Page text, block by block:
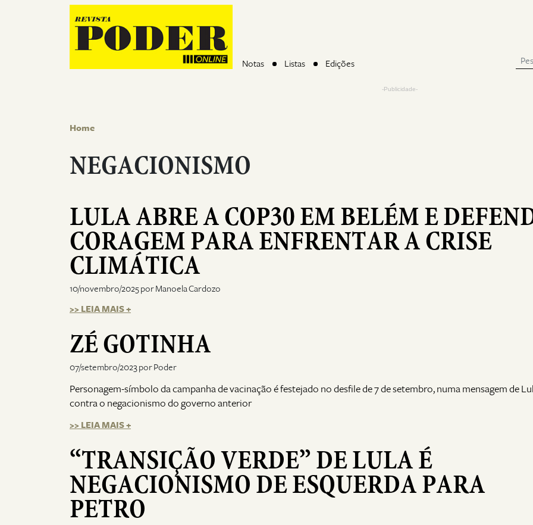
Notas Listas Edições
-Publicidade-
Home
NEGACIONISMO
LULA ABRE A COP30 EM BELÉM E
CORAGEM PARA ENFRENTAR A CRISE
CLIMÁTICA
10/novembro/2025 por Manoela Cardozo
>> LEIA MAIS +
ZÉ GOTINHA
07/setembro/2023 por Poder
Personagem-símbolo da campanha de vacinação é festejado no desfile de 7 de setembro, numa mensagem de
contra o negacionismo do governo anterior
>> LEIA MAIS +
“TRANSIÇÃO VERDE” DE LULA É
NEGACIONISMO DE ESQUERDA PARA
PETRO